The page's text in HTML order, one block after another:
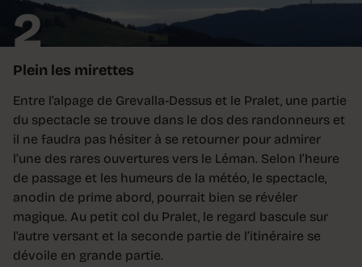
2
Plein les mirettes
Entre l’alpage de Grevalla-Dessus et le Pralet, une partie
du spectacle se trouve dans le dos des randonneurs et
il ne faudra pas hésiter à se retourner pour admirer
l’une des rares ouvertures vers le Léman. Selon l’heure
de passage et les humeurs de la météo, le spectacle,
anodin de prime abord, pourrait bien se révéler
magique. Au petit col du Pralet, le regard bascule sur
l’autre versant et la seconde partie de l’itinéraire se
dévoile en grande partie.